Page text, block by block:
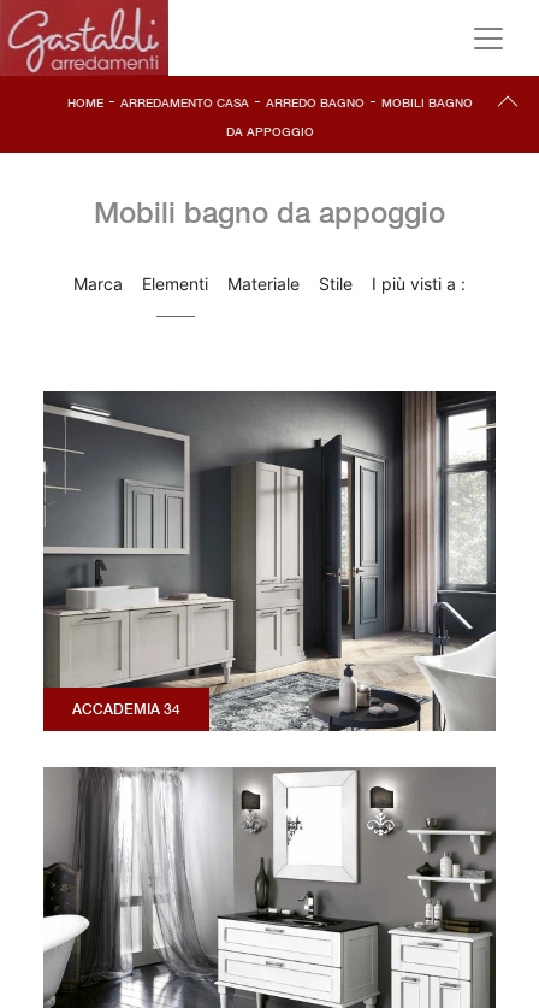
HOME- ARREDAMENTO CASA- ARREDO BAGNO- MOBILI BAGNO
DA APPOGGIO
Mobili bagno da appoggio
Marca Elementi Materiale Stile I più visti a :
ACCADEMIA 34